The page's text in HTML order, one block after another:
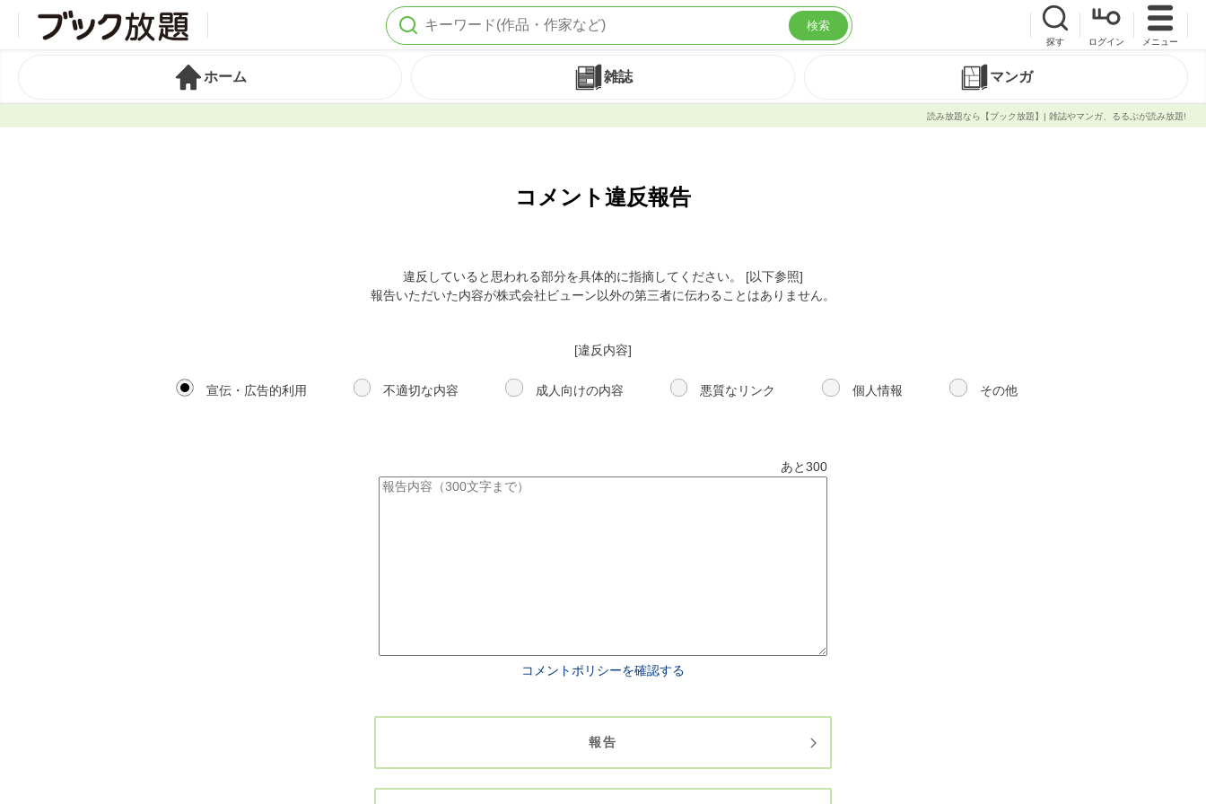
検索
探す ログイン メニュー
ホーム 雑誌 マンガ
読み放題なら【ブック放題】| 雑誌やマンガ、るるぶが読み放題!
コメント違反報告
違反していると思われる部分を具体的に指摘してください。 [以下参照]
報告いただいた内容が株式会社ビューン以外の第三者に伝わることはありません。
[違反内容]
宣伝・広告的利用 不適切な内容 成人向けの内容 悪質なリンク 個人情報 その他
あと300
コメントポリシーを確認する
報告